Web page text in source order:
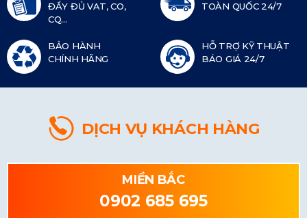
ĐẦY ĐỦ VAT, CO,
CQ...
TOÀN QUỐC 24/7
BẢO HÀNH
CHÍNH HÃNG
HỖ TRỢ KỸ THUẬT
BÁO GIÁ 24/7
DỊCH VỤ KHÁCH HÀNG
MIỀN BẮC
0902 685 695